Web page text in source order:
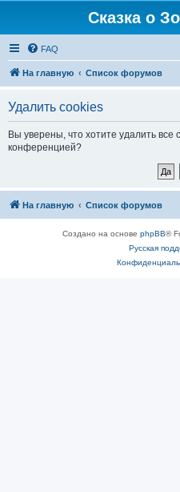
Сказка о
FAQ
На главную Список форумов
Удалить cookies
Вы уверены, что хотите удалить
конференцией?
На главную Список форумов
Создано на основе phpBB®
Русская